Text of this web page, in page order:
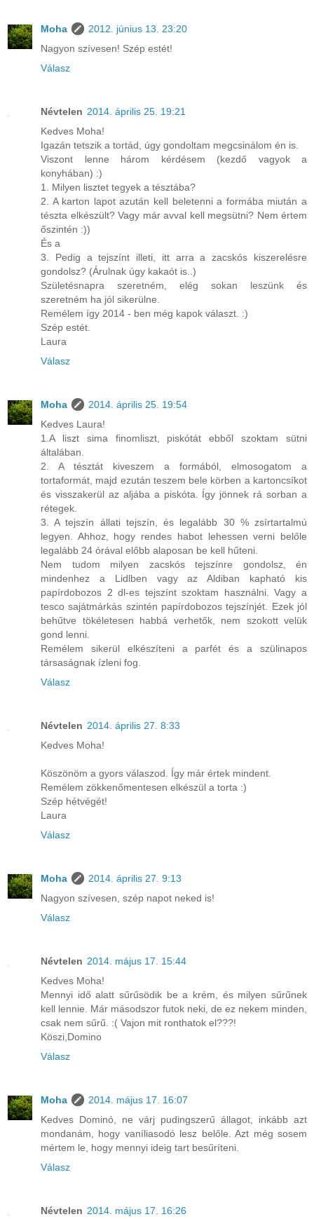
Moha
2012. június 13. 23:20
Nagyon szívesen! Szép estét!
Válasz
Névtelen 2014. április 25. 19:21
Kedves Moha!
Igazán tetszik a tortád, úgy gondoltam megcsinálom én is.
Viszont lenne három kérdésem (kezdő vagyok a
konyhában) :)
1. Milyen lisztet tegyek a tésztába?
2. A karton lapot azután kell beletenni a formába miután a
tészta elkészült? Vagy már avval kell megsütni? Nem értem
őszintén :))
És a
3. Pedig a tejszínt illeti, itt arra a zacskós kiszerelésre
gondolsz? (Árulnak úgy kakaót is..)
Születésnapra szeretném, elég sokan leszünk és
szeretném ha jól sikerülne.
Remélem így 2014 - ben még kapok választ. :)
Szép estét.
Laura
Válasz
Moha
2014. április 25. 19:54
Kedves Laura!
1.A liszt sima finomliszt, piskótát ebből szoktam sütni
általában.
2. A tésztát kiveszem a formából, elmosogatom a
tortaformát, majd ezután teszem bele körben a kartoncsíkot
és visszakerül az aljába a piskóta. Így jönnek rá sorban a
rétegek.
3. A tejszín állati tejszín, és legalább 30 % zsírtartalmú
legyen. Ahhoz, hogy rendes habot lehessen verni belőle
legalább 24 órával előbb alaposan be kell hűteni.
Nem tudom milyen zacskós tejszínre gondolsz, én
mindenhez a Lidlben vagy az Aldiban kapható kis
papírdobozos 2 dl-es tejszínt szoktam használni. Vagy a
tesco sajátmárkás szintén papírdobozos tejszínjét. Ezek jól
behűtve tökéletesen habbá verhetők, nem szokott velük
gond lenni.
Remélem sikerül elkészíteni a parfét és a szülinapos
társaságnak ízleni fog.
Válasz
Névtelen 2014. április 27. 8:33
Kedves Moha!
Köszönöm a gyors válaszod. Így már értek mindent.
Remélem zökkenőmentesen elkészül a torta :)
Szép hétvégét!
Laura
Válasz
Moha
2014. április 27. 9:13
Nagyon szívesen, szép napot neked is!
Válasz
Névtelen 2014. május 17. 15:44
Kedves Moha!
Mennyi idő alatt sűrűsödik be a krém, és milyen sűrűnek
kell lennie. Már másodszor futok neki, de ez nekem minden,
csak nem sűrű. :( Vajon mit ronthatok el???!
Köszi,Domino
Válasz
Moha
2014. május 17. 16:07
Kedves Dominó, ne várj pudingszerű állagot, inkább azt
mondanám, hogy vaníliasodó lesz belőle. Azt még sosem
mértem le, hogy mennyi ideig tart besűríteni.
Válasz
Névtelen 2014. május 17. 16:26